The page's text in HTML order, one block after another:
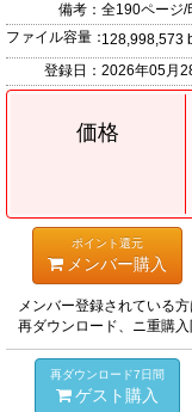
備考： 全190ページ/
ファイル容量：
登録日： 2026年05月
価格
ポイント還元
メンバー購入
メンバー登録されている方
再ダウンロード、ニ重購
再ダウンロード7日間
ゲスト購入